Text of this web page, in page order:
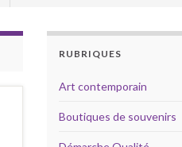
RUBRIQUES
Art contemporain
Boutiques de souvenirs